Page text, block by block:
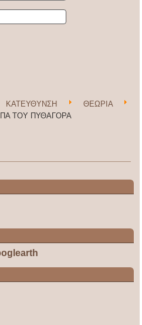
ΚΑΤΕΥΘΥΝΣΗ
ΘΕΩΡΙΑ
ΤΟΥ ΠΥΘΑΓΟΡΑ